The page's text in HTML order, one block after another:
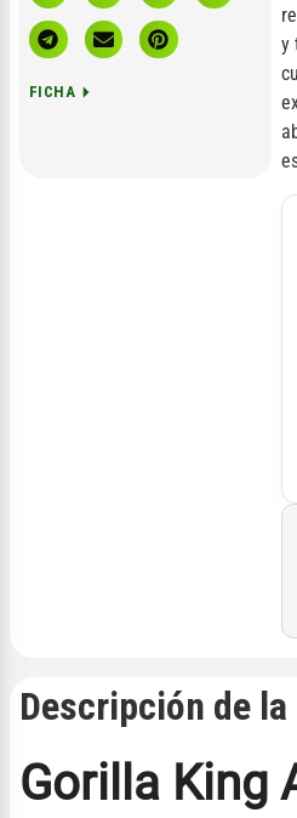
FICHA
y
Descripción de la
Gorilla King